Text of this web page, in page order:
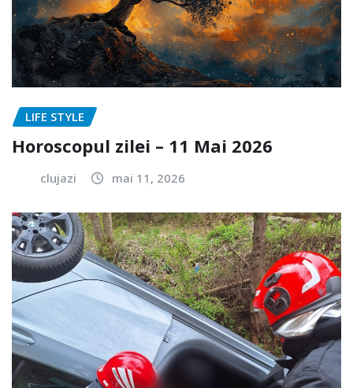
LIFE STYLE
Horoscopul zilei – 11 Mai 2026
clujazi mai 11, 2026